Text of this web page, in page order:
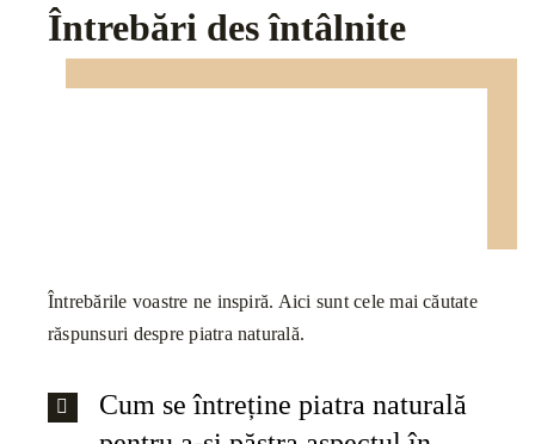
Întrebări des întâlnite
Întrebările voastre ne inspiră. Aici sunt cele mai căutate
răspunsuri despre piatra naturală.
Cum se întreține piatra naturală